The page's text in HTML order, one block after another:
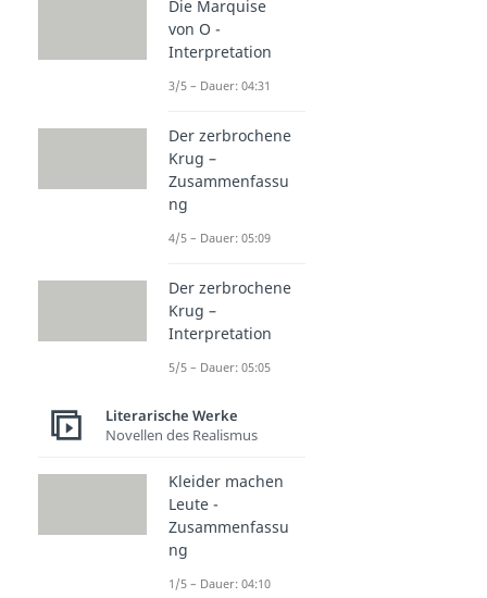
Die Marquise
von O -
Interpretation
3/5 – Dauer: 04:31
Der zerbrochene
Krug –
Zusammenfassu
ng
4/5 – Dauer: 05:09
Der zerbrochene
Krug –
Interpretation
5/5 – Dauer: 05:05
Literarische Werke
Novellen des Realismus
Kleider machen
Leute -
Zusammenfassu
ng
1/5 – Dauer: 04:10